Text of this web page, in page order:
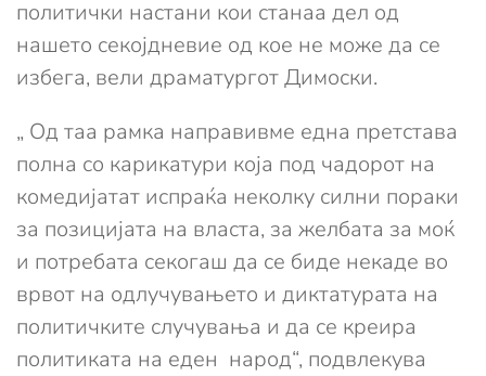
политички настани кои станаа дел од
нашето секојдневие од кое не може да се
избега, вели драматургот Димоски.
„ Од таа рамка направивме една претстава
полна со карикатури која под чадорот на
комедијатат испраќа неколку силни пораки
за позицијата на власта, за желбата за моќ
и потребата секогаш да се биде некаде во
врвот на одлучувањето и диктатурата на
политичките случувања и да се креира
политиката на еден народ“, подвлекува